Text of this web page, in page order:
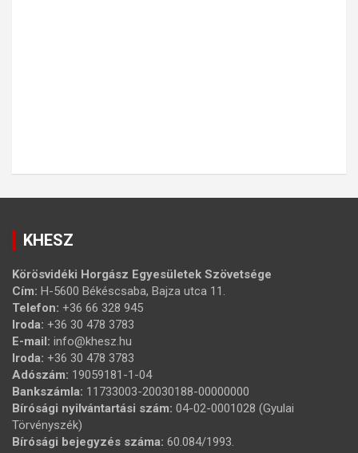
KHESZ
Körösvidéki Horgász Egyesületek Szövetsége
Cím: H-5600 Békéscsaba, Bajza utca 11.
Telefon: +36 66 328 945
Iroda: +36 30 478 3783
E-mail: info@khesz.hu
Iroda: +36 30 478 3783
Adószám: 19059181-1-04
Bankszámla: 11733003-20030188-00000000
Bírósági nyilvántartási szám: 04-02-0001028 (Gyulai
Törvényszék)
Bírósági bejegyzés száma: 60.084/1993.